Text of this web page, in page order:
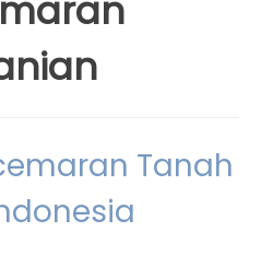
Tanah